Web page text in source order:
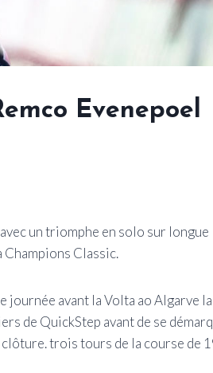
Evenepoel
un triomphe en solo sur longue
Champions Classic.
journée avant la Volta ao Algarve la
de QuickStep avant de se
trois tours de la course de